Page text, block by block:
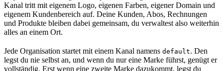
Kanal tritt mit eigenem Logo, eigenen Farben, eigener Domain und
eigenem Kundenbereich auf. Deine Kunden, Abos, Rechnungen
und Produkte bleiben dabei gemeinsam, du verwaltest also weiterhin
alles an einem Ort.
Jede Organisation startet mit einem Kanal namens default. Den
legst du nie selbst an, und wenn du nur eine Marke führst, genügt er
vollständig. Erst wenn eine zweite Marke dazukommt, legst du